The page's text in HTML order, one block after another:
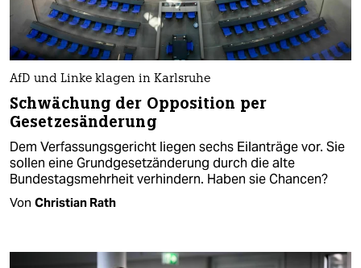
AfD und Linke klagen in Karlsruhe
Schwächung der Opposition per
Gesetzesänderung
Dem Verfassungsgericht liegen sechs Eilanträge vor. Sie
sollen eine Grundgesetzänderung durch die alte
Bundestagsmehrheit verhindern. Haben sie Chancen?
Von Christian Rath